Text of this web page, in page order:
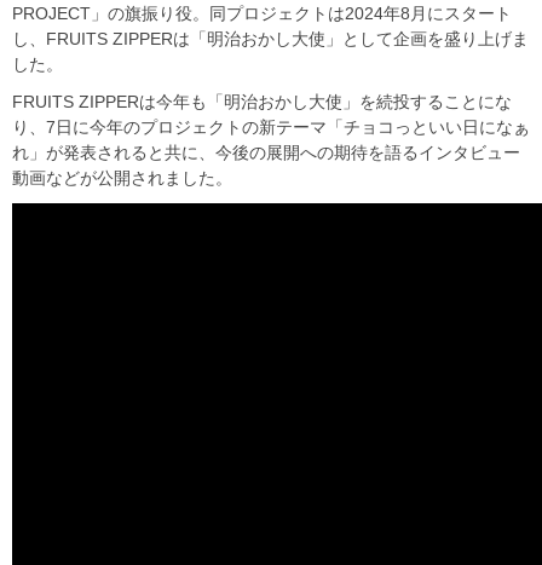
PROJECT」の旗振り役。同プロジェクトは2024年8月にスタート
し、FRUITS ZIPPERは「明治おかし大使」として企画を盛り上げま
した。
FRUITS ZIPPERは今年も「明治おかし大使」を続投することにな
り、7日に今年のプロジェクトの新テーマ「チョコっといい日になぁ
れ」が発表されると共に、今後の展開への期待を語るインタビュー
動画などが公開されました。